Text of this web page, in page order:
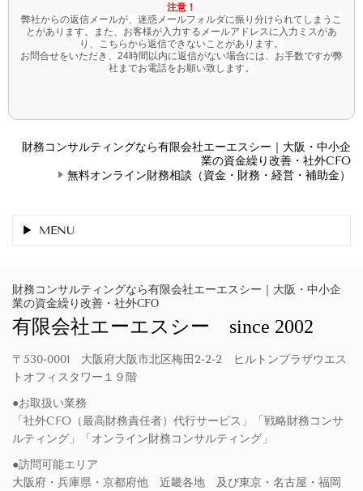
注意！
弊社からの返信メールが、迷惑メールフォルダに振り分けられてしまうこ
とがあります。また、お客様が入力するメールアドレスに入力ミスがあ
り、こちらから返信できないことがあります。
お問合せをいただき、24時間以内に返信がない場合には、お手数ですが弊
社までお電話をお願い致します。
財務コンサルティングなら有限会社エーエスシー｜大阪・中小企
業の資金繰り改善・社外CFO
無料オンライン財務相談（資金・財務・経営・補助金）
MENU
財務コンサルティングなら有限会社エーエスシー｜大阪・中小企
業の資金繰り改善・社外CFO
有限会社エーエスシー since 2002
〒530-0001 大阪府大阪市北区梅田2-2-2 ヒルトンプラザウエス
トオフィスタワー１９階
●お取扱い業務
「社外CFO（最高財務責任者）代行サービス」「戦略財務コンサ
ルティング」「オンライン財務コンサルティング」
●訪問可能エリア
大阪府・兵庫県・京都府他 近畿各地 及び東京・名古屋・福岡